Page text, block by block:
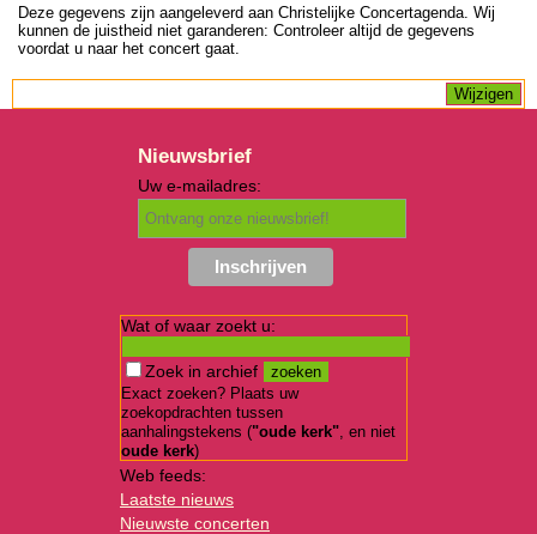
Deze gegevens zijn aangeleverd aan Christelijke Concertagenda. Wij
kunnen de juistheid niet garanderen: Controleer altijd de gegevens
voordat u naar het concert gaat.
Nieuwsbrief
Uw e-mailadres:
Wat of waar zoekt u:
Zoek in archief
Exact zoeken? Plaats uw
zoekopdrachten tussen
aanhalingstekens ("oude kerk", en niet
oude kerk)
Web feeds:
Laatste nieuws
Nieuwste concerten